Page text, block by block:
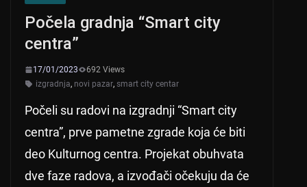
Počela gradnja “Smart city
centra”
17/01/2023
692 Views
izgradnja, novi pazar, smart city centar
Počeli su radovi na izgradnji “Smart city
centra”, prve pametne zgrade koja će biti
deo Kulturnog centra. Projekat obuhvata
dve faze radova, a izvođači očekuju da će